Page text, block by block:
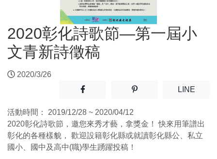
2020彰化詩歌節—第一屆小
文青新詩徵稿
2020/3/26
分享至facebook(另開新視窗)
分享至噗浪(另開新視窗)
LINE(另開
活動時間：
2019/12/28 ~ 2020/04/12
2020彰化詩歌節，邀您來秀才藝，拿獎金！ 快來用筆譜出
彰化的各種樣貌， 歡迎設籍彰化縣或就讀彰化縣公、私立
國小、國中及高中(職)學生踴躍投稿！